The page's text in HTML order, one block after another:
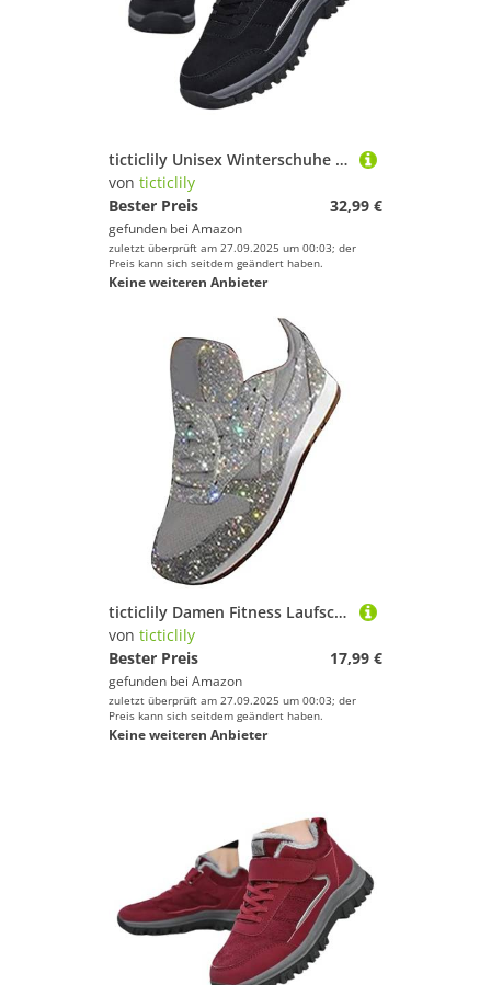
Laufschuhe von ticticlily
Segelschuhe von ticticlily
Barfußschuhe von ticticlily
ticticlily Unisex Winterschuhe Damen Herren Warm Gefüttert Sneaker Leicht Winterstiefel Wildleder Winter Kurzschaft Stiefel Schneestiefel rutschfest C Schwarz 38 EU
von ticticlily
Bester Preis
32,99 €
gefunden bei Amazon
zuletzt überprüft am 27.09.2025 um 00:03; der
Preis kann sich seitdem geändert haben.
Keine weiteren Anbieter
ticticlily Damen Fitness Laufschuhe Atmungsaktive laufende Turnschuhe Sportschuhe Schnüren Hallenschuhe Running Sneaker Silber 39 EU
von ticticlily
Bester Preis
17,99 €
gefunden bei Amazon
zuletzt überprüft am 27.09.2025 um 00:03; der
Preis kann sich seitdem geändert haben.
Keine weiteren Anbieter